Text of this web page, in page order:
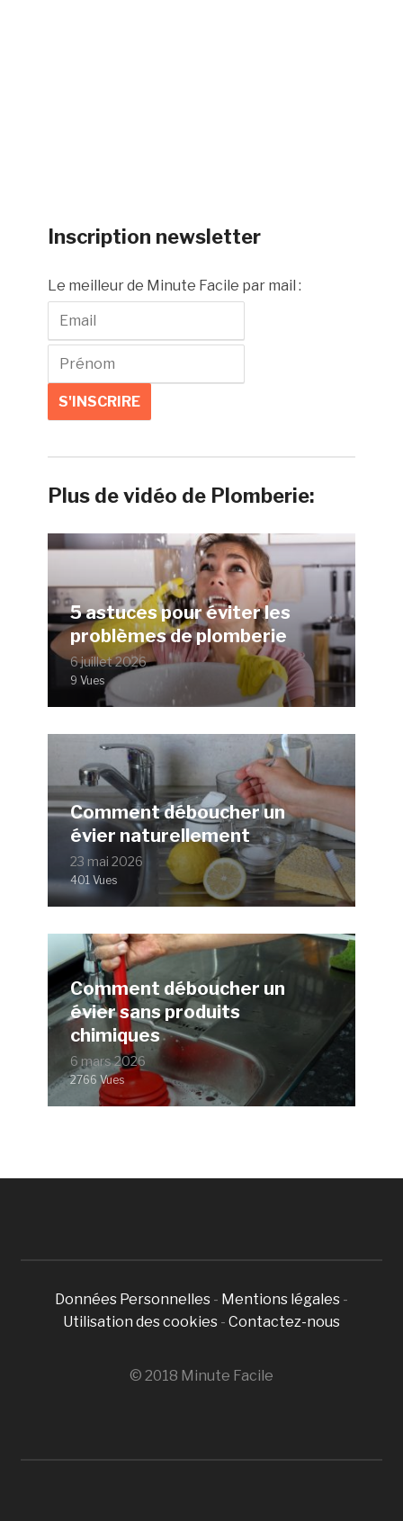
Inscription newsletter
Le meilleur de Minute Facile par mail :
Plus de vidéo de Plomberie:
5 astuces pour éviter les
problèmes de plomberie
6 juillet 2026
9 Vues
Comment déboucher un
évier naturellement
23 mai 2026
401 Vues
Comment déboucher un
évier sans produits
chimiques
6 mars 2026
2766 Vues
Données Personnelles - Mentions légales -
Utilisation des cookies - Contactez-nous
© 2018 Minute Facile